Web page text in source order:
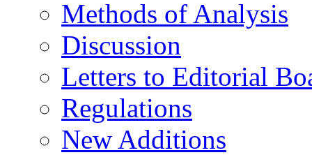
Methods of Analysis
Discussion
Letters to Editorial
Regulations
New Additions